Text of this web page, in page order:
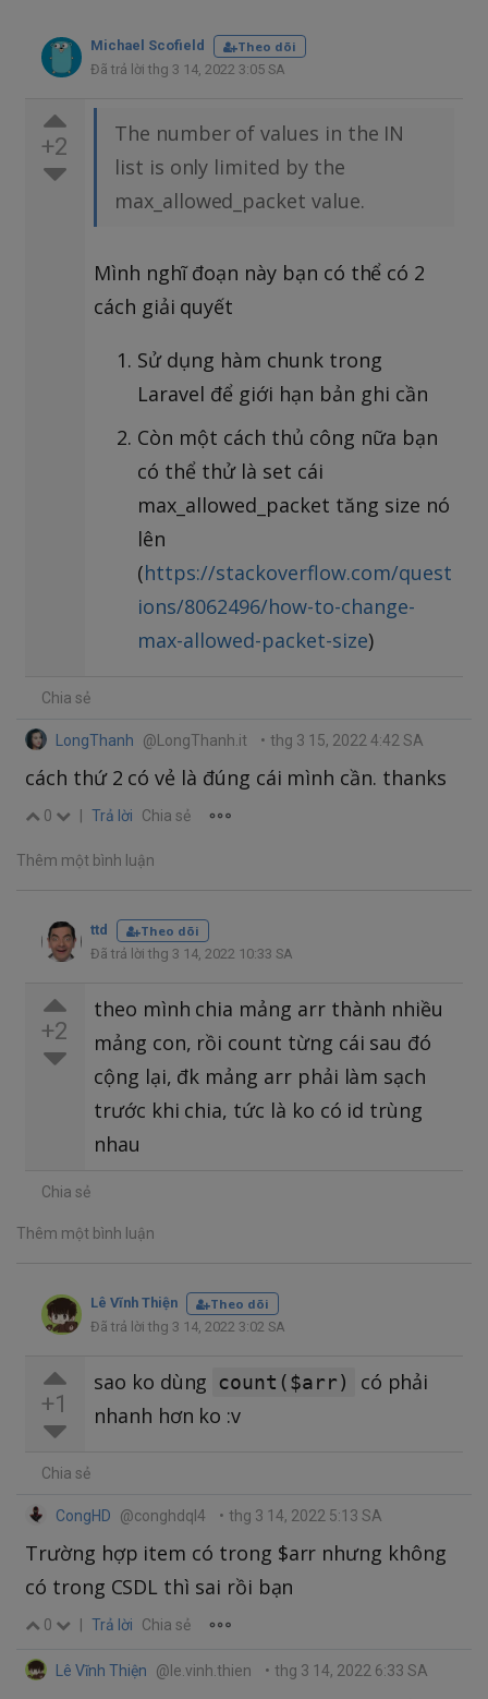
Michael Scofield
Theo dõi
Đã trả lời thg 3 14, 2022 3:05 SA
+2
The number of values in the IN
list is only limited by the
max_allowed_packet value.
Mình nghĩ đoạn này bạn có thể có 2
cách giải quyết
Sử dụng hàm chunk trong
Laravel để giới hạn bản ghi cần
Còn một cách thủ công nữa bạn
có thể thử là set cái
max_allowed_packet tăng size nó
lên
(https://stackoverflow.com/quest
ions/8062496/how-to-change-
max-allowed-packet-size)
Chia sẻ
LongThanh @LongThanh.it • thg 3 15, 2022 4:42 SA
cách thứ 2 có vẻ là đúng cái mình cần. thanks
0 Trả lời Chia sẻ
Thêm một bình luận
ttd
Theo dõi
Đã trả lời thg 3 14, 2022 10:33 SA
+2
theo mình chia mảng arr thành nhiều
mảng con, rồi count từng cái sau đó
cộng lại, đk mảng arr phải làm sạch
trước khi chia, tức là ko có id trùng
nhau
Chia sẻ
Thêm một bình luận
Lê Vĩnh Thiện
Theo dõi
Đã trả lời thg 3 14, 2022 3:02 SA
+1
sao ko dùng count($arr)
có phải
nhanh hơn ko :v
Chia sẻ
CongHD @conghdql4 • thg 3 14, 2022 5:13 SA
Trường hợp item có trong $arr nhưng không
có trong CSDL thì sai rồi bạn
0 Trả lời Chia sẻ
Lê Vĩnh Thiện @le.vinh.thien • thg 3 14, 2022 6:33 SA